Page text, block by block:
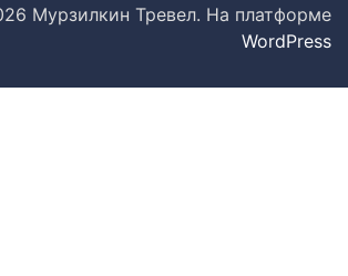
Мурзилкин Тревел. На платформе
WordPress